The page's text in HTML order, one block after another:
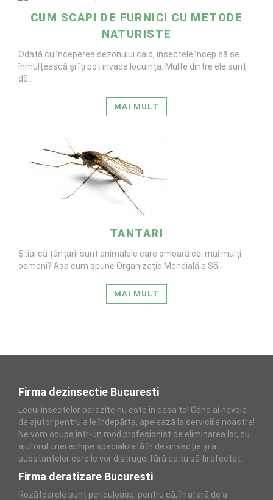
CUM SCAPI DE FURNICI CU METODE
NATURISTE
Odată cu începerea sezonului cald, insectele încep să se
înmulțească și îți pot invada locuința. Multe dintre ele sunt
dă..
MAI MULT
TANTARI
Știai că țânțarii sunt animalele care omoară cei mai mulți
oameni? Așa cum spune Organizația Mondială a Să..
MAI MULT
Firma dezinsectie Bucuresti
Locul insectelor parazite nu este în casa ta! Când ai nevoie
de ajutor pentru a le îndepărta, apelează la serviciile noastre!
Ne vom ocupa într-un mod profesionist de eliminarea lor, cu
ajutorul unei echipe specializată în dezinsecție și a
substanțelor care le vor distruge, fără ca tu să fii afectat.
Firma deratizare Bucuresti
Rozătoarele sunt periculoase, pentru că, în afară de a